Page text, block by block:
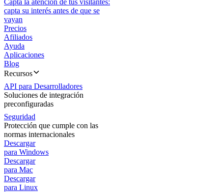
Capta la atención de tus visitantes:
capta su interés antes de que se
vayan
Precios
Afiliados
Ayuda
Aplicaciones
Blog
Recursos
API para Desarrolladores
Soluciones de integración
preconfiguradas
Seguridad
Protección que cumple con las
normas internacionales
Descargar
para Windows
Descargar
para Mac
Descargar
para Linux